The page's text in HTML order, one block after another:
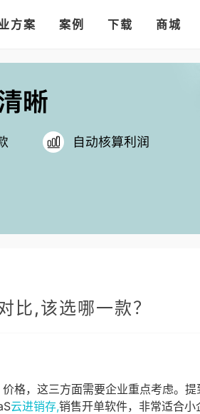
率。
方案
的店铺开进手机微信里
案例 下载 商城
比,该选哪一款？
格，这三方面需要企业重点考虑。提
云进销存,销售开单软件，非常适合小